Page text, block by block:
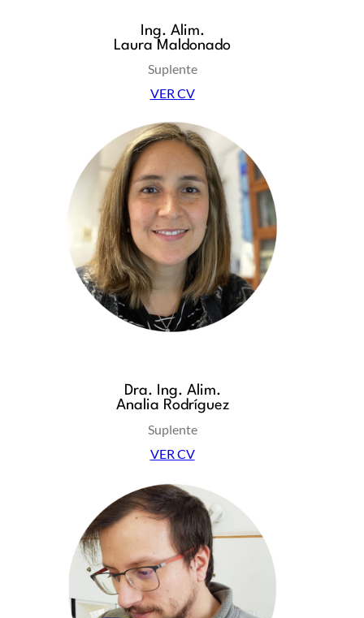
Ing. Alim.
Laura Maldonado
Suplente
VER CV
Dra. Ing. Alim.
Analia Rodríguez
Suplente
VER CV